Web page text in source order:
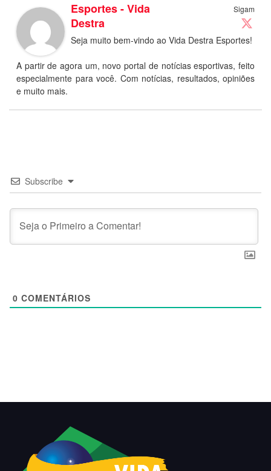
Sigam
Esportes - Vida
Destra
Seja muito bem-vindo ao Vida Destra Esportes!
A partir de agora um, novo portal de notícias esportivas, feito
especialmente para você. Com notícias, resultados, opiniões
e muito mais.
Subscribe
0 COMENTÁRIOS